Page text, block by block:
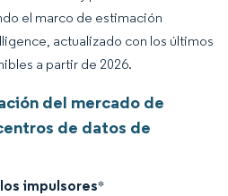
el marco de estimación
actualizado con los últimos
a partir de 2026.
del mercado de
de datos de
impulsores*